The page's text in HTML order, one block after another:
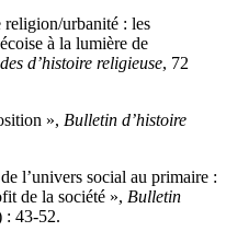
urbanité : les
à la lumière de
d’histoire religieuse, 72
», Bulletin d’histoire
l’univers social au primaire :
de la société », Bulletin
: 43-52.